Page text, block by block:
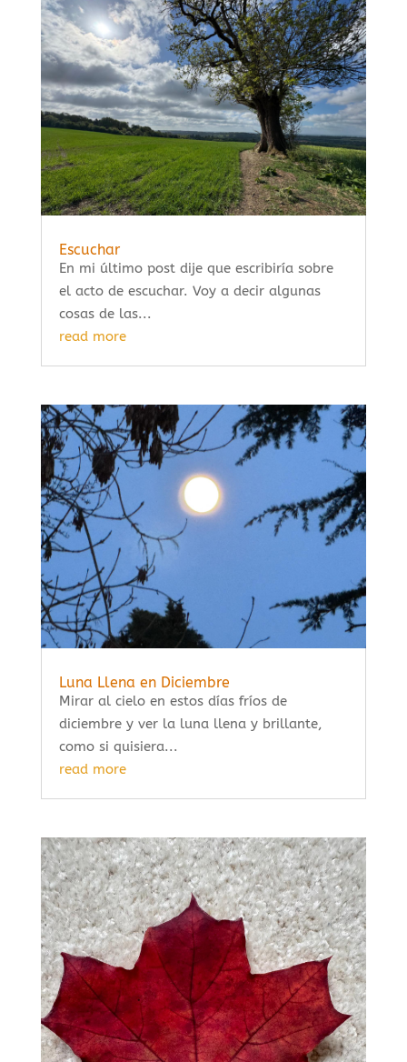
Escuchar
En mi último post dije que escribiría sobre
el acto de escuchar. Voy a decir algunas
cosas de las...
read more
Luna Llena en Diciembre
Mirar al cielo en estos días fríos de
diciembre y ver la luna llena y brillante,
como si quisiera...
read more